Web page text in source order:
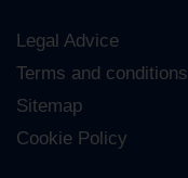
Legal Advice
Terms and conditions
Sitemap
Cookie Policy